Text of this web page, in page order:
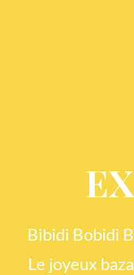
Bibidi Bobidi
Le joyeux